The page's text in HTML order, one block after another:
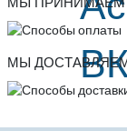
МЫ